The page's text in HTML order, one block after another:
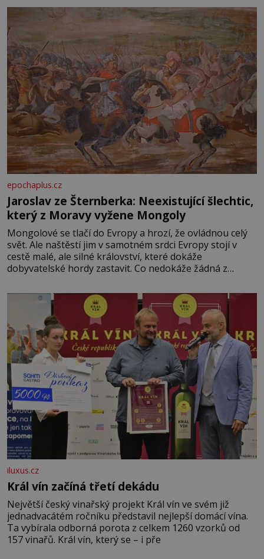
epochaplus.cz
Jaroslav ze Šternberka: Neexistující šlechtic,
který z Moravy vyžene Mongoly
Mongolové se tlačí do Evropy a hrozí, že ovládnou celý
svět. Ale naštěstí jim v samotném srdci Evropy stojí v
cestě malé, ale silné království, které dokáže
dobyvatelské hordy zastavit. Co nedokáže žádná z
král. Nebo že by ne? Mongolové od roku 1223 postupují
podél Kaspického a Azovského moře,
iluxus.cz
Král vín začíná třetí dekádu
Největší český vinařský projekt Král vín ve svém již
jednadvacátém ročníku představil nejlepší domácí vína.
Ta vybírala odborná porota z celkem 1260 vzorků od
157 vinařů. Král vín, který se – i pře